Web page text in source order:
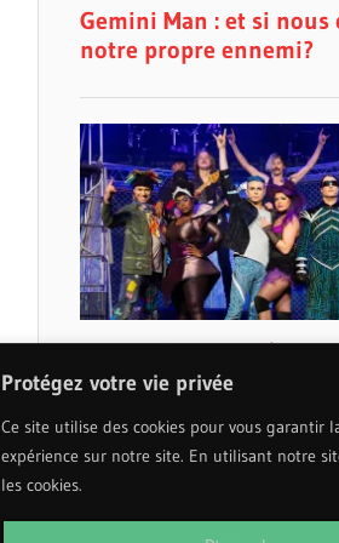
Protégez votre vie privée
Ce site utilise des cookies pour vous garantir
expérience sur notre site. En utilisant notre
les cookies.